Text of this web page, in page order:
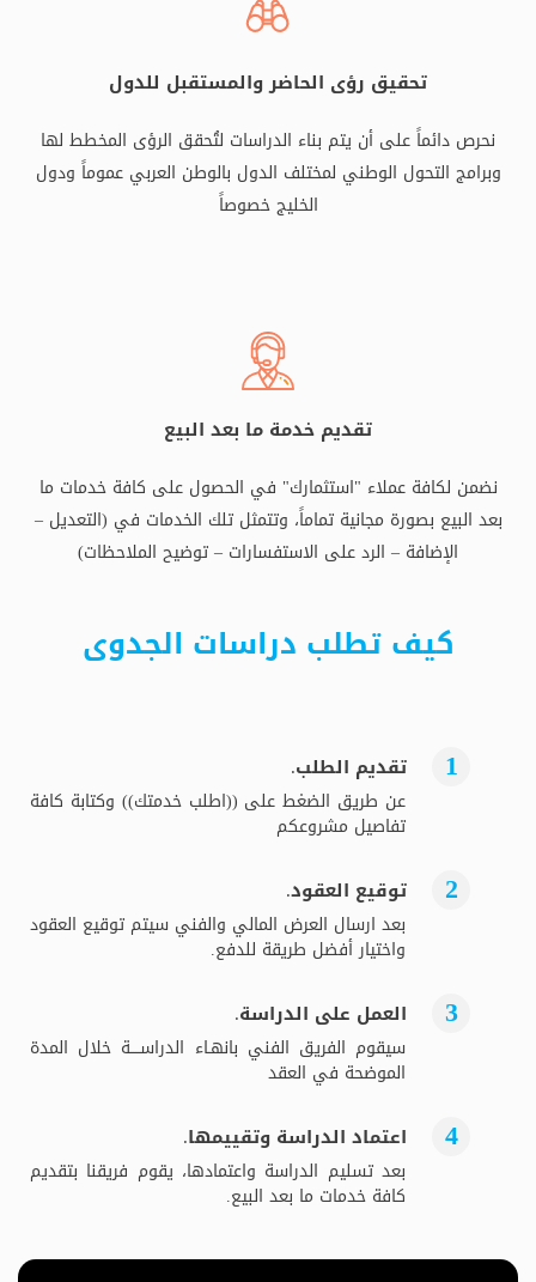
تحقيق رؤى الحاضر والمستقبل للدول
نحرص دائماً على أن يتم بناء الدراسات لتُحقق الرؤى المخطط لها
وبرامج التحول الوطني لمختلف الدول بالوطن العربي عموماً ودول
الخليج خصوصاً
تقديم خدمة ما بعد البيع
نضمن لكافة عملاء "استثمارك" في الحصول على كافة خدمات ما
بعد البيع بصورة مجانية تماماً، وتتمثل تلك الخدمات في (التعديل –
الإضافة – الرد على الاستفسارات – توضيح الملاحظات)
كيف تطلب دراسات الجدوى
تقديم الطلب.
عن طريق الضغط على ((اطلب خدمتك)) وكتابة كافة
تفاصيل مشروعكم
توقيع العقود.
بعد ارسال العرض المالي والفني سيتم توقيع العقود
واختيار أفضل طريقة للدفع.
العمل على الدراسة.
سيقوم الفريق الفني بانهـاء الدراســــة خلال المدة
الموضحة في العقد
اعتماد الدراسة وتقييمها.
بعد تسليم الدراسة واعتمادها، يقوم فريقنا بتقديم
كافة خدمات ما بعد البيع.